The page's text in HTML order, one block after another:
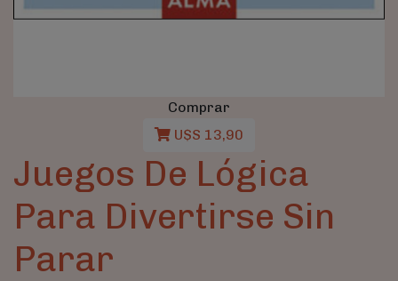
Comprar
U$S 13,90
Juegos De Lógica
Para Divertirse Sin
Parar